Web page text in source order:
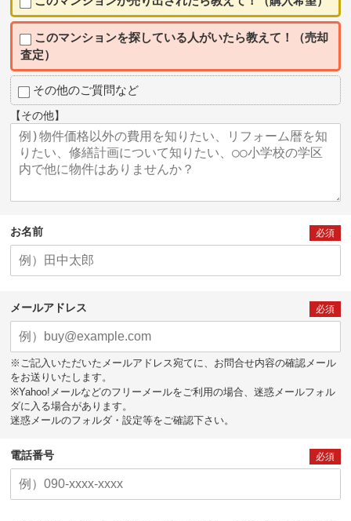
このマンションを探している人がいたら教えて！（売却
査定）
その他のご質問など
【その他】
お名前 必須
メールアドレス 必須
※ご記入いただいたメールアドレス宛てに、お問合せ内容の確認メール
をお送りいたします。
※Yahoo!メールなどのフリーメールをご利用の場合、迷惑メールフォル
ダに入る場合があります。
迷惑メールのフォルダ・設定等をご確認下さい。
電話番号 必須